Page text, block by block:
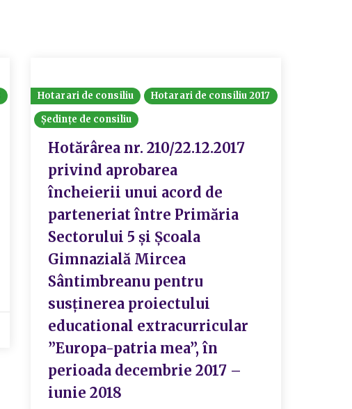
Hotarari de consiliu
Hotarari de consiliu 2017
Ședințe de consiliu
Hotărârea nr. 210/22.12.2017
privind aprobarea
încheierii unui acord de
parteneriat între Primăria
Sectorului 5 și Școala
Gimnazială Mircea
Sântimbreanu pentru
susținerea proiectului
educational extracurricular
”Europa-patria mea”, în
perioada decembrie 2017 –
iunie 2018